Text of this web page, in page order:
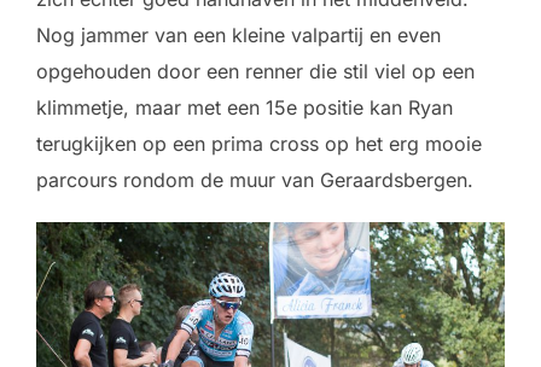
Nog jammer van een kleine valpartij en even
opgehouden door een renner die stil viel op een
klimmetje, maar met een 15e positie kan Ryan
terugkijken op een prima cross op het erg mooie
parcours rondom de muur van Geraardsbergen.